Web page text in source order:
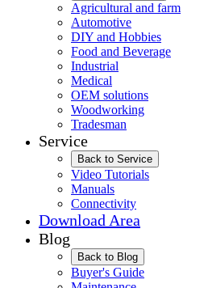
Agricultural and farm
Automotive
DIY and Hobbies
Food and Beverage
Industrial
Medical
OEM solutions
Woodworking
Tradesman
Service
Back to Service
Video Tutorials
Manuals
Connectivity
Download Area
Blog
Back to Blog
Buyer's Guide